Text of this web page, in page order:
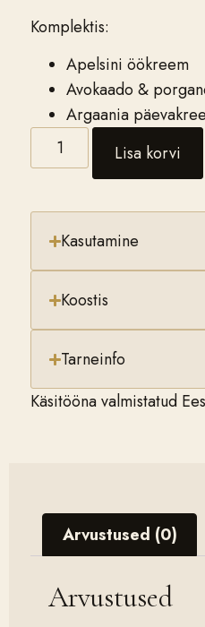
Komplektis:
Apelsini öökreem
Avokaado &
Argaania
Lisa korvi
Kasutamine
Koostis
Tarneinfo
Käsitööna valmistatud
Arvustused (0)
Arvustused